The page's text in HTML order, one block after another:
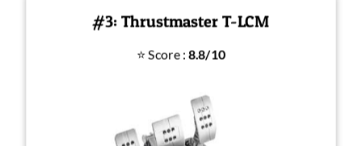
#3: Thrustmaster T-LCM
⭐ Score : 8.8/10